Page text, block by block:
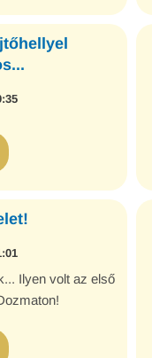
Ilyen volt az első